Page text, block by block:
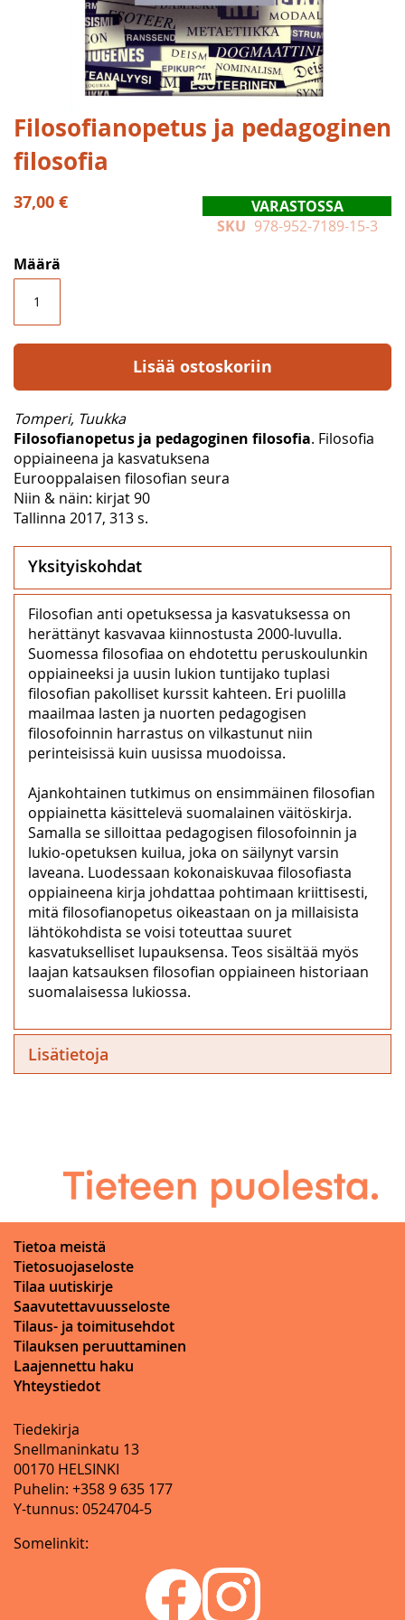
Skip
to
the
of
gallery
Filosofianopetus ja pedagoginen
filosofia
37,00 €
VARASTOSSA
SKU 978-952-7189-15-3
Määrä
Lisää ostoskoriin
Tomperi, Tuukka
Filosofianopetus ja pedagoginen filosofia. Filosofia
oppiaineena ja kasvatuksena
Eurooppalaisen filosofian seura
Niin & näin: kirjat 90
Tallinna 2017, 313 s.
Yksityiskohdat
Filosofian anti opetuksessa ja kasvatuksessa on
herättänyt kasvavaa kiinnostusta 2000-luvulla.
Suomessa filosofiaa on ehdotettu peruskoulunkin
oppiaineeksi ja uusin lukion tuntijako tuplasi
filosofian pakolliset kurssit kahteen. Eri puolilla
maailmaa lasten ja nuorten pedagogisen
filosofoinnin harrastus on vilkastunut niin
perinteisissä kuin uusissa muodoissa.
Ajankohtainen tutkimus on ensimmäinen filosofian
oppiainetta käsittelevä suomalainen väitöskirja.
Samalla se silloittaa pedagogisen filosofoinnin ja
lukio-opetuksen kuilua, joka on säilynyt varsin
laveana. Luodessaan kokonaiskuvaa filosofiasta
oppiaineena kirja johdattaa pohtimaan kriittisesti,
mitä filosofianopetus oikeastaan on ja millaisista
lähtökohdista se voisi toteuttaa suuret
kasvatukselliset lupauksensa. Teos sisältää myös
laajan katsauksen filosofian oppiaineen historiaan
suomalaisessa lukiossa.
Lisätietoja
Tietoa meistä
Tietosuojaseloste
Tilaa uutiskirje
Saavutettavuusseloste
Tilaus- ja toimitusehdot
Tilauksen peruuttaminen
Laajennettu haku
Yhteystiedot
Tiedekirja
Snellmaninkatu 13
00170 HELSINKI
Puhelin: +358 9 635 177
Y-tunnus: 0524704-5
Somelinkit: